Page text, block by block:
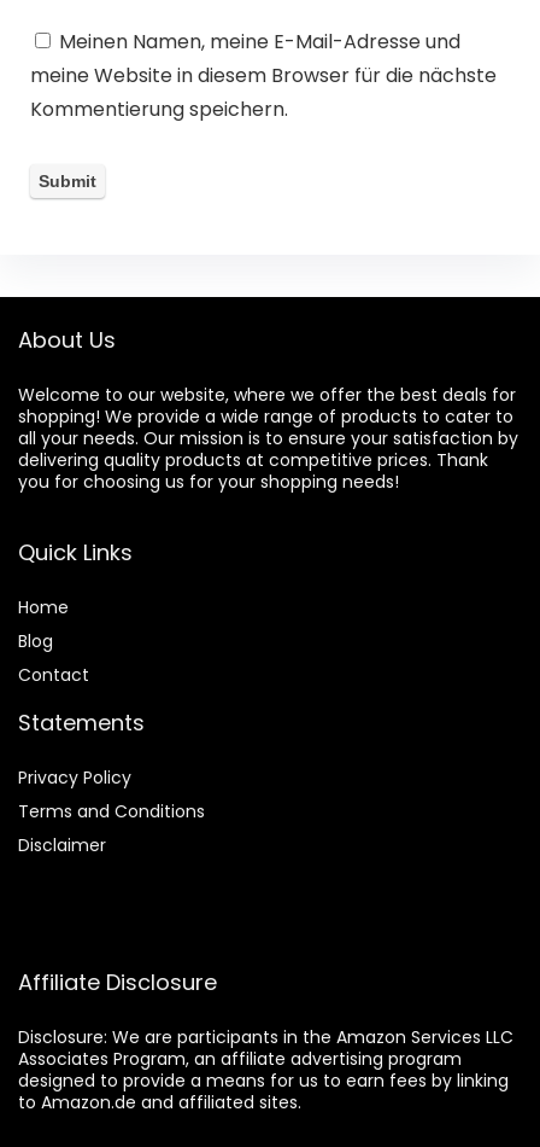
Meinen Namen, meine E-Mail-Adresse und
meine Website in diesem Browser für die nächste
Kommentierung speichern.
About Us
Welcome to our website, where we offer the best deals for
shopping! We provide a wide range of products to cater to
all your needs. Our mission is to ensure your satisfaction by
delivering quality products at competitive prices. Thank
you for choosing us for your shopping needs!
Quick Links
Home
Blog
Contact
Statements
Privacy Policy
Terms and Conditions
Disclaimer
Affiliate Disclosure
Disclosure: We are participants in the Amazon Services LLC
Associates Program, an affiliate advertising program
designed to provide a means for us to earn fees by linking
to Amazon.de and affiliated sites.